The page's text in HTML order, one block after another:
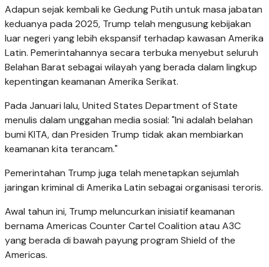
Adapun sejak kembali ke Gedung Putih untuk masa jabatan
keduanya pada 2025, Trump telah mengusung kebijakan
luar negeri yang lebih ekspansif terhadap kawasan Amerika
Latin. Pemerintahannya secara terbuka menyebut seluruh
Belahan Barat sebagai wilayah yang berada dalam lingkup
kepentingan keamanan Amerika Serikat.
Pada Januari lalu, United States Department of State
menulis dalam unggahan media sosial: "Ini adalah belahan
bumi KITA, dan Presiden Trump tidak akan membiarkan
keamanan kita terancam."
Pemerintahan Trump juga telah menetapkan sejumlah
jaringan kriminal di Amerika Latin sebagai organisasi teroris.
Awal tahun ini, Trump meluncurkan inisiatif keamanan
bernama Americas Counter Cartel Coalition atau A3C
yang berada di bawah payung program Shield of the
Americas.